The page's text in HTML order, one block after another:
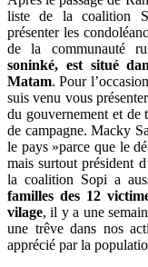
liste de la coalition
présenter les
de la communauté
soninké, est situé
Matam. Pour
suis venu vous
du gouvernement et de
de campagne. Macky
le pays »parce que le
mais surtout président
la coalition Sopi a
familles des 12
vilage, il y a une
une trêve dans nos
apprécié par la